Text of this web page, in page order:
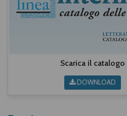
Scarica il catalogo
DOWNLOAD